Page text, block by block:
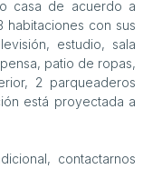
casa de acuerdo a
habitaciones con sus
estudio, sala
patio de ropas,
2 parqueaderos
está proyectada a
contactarnos